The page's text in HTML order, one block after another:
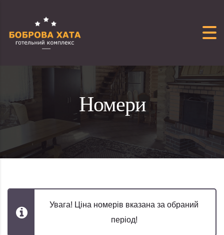
Номери
Увага! Ціна номерів вказана за обраний
період!